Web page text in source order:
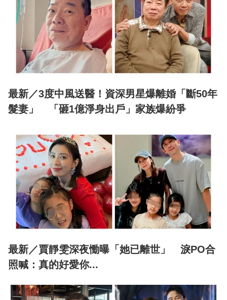
最新／3度中風送醫！資深男星爆離婚「斷50年
髮妻」 「砸1億淨身出戶」家族爆紛爭
最新／賈靜雯深夜慟曝「她已離世」 淚PO合
照喊：真的好愛你...